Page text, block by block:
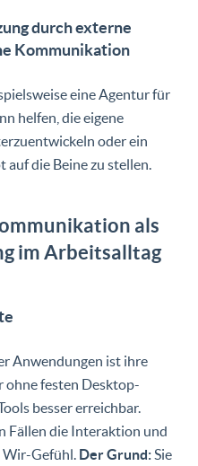
durch externe
Kommunikation
eine Agentur für
helfen, die eigene
oder ein
die Beine zu stellen.
als
im Arbeitsalltag
Anwendungen ist ihre
ohne festen Desktop-
besser erreichbar.
Fällen die Interaktion und
Wir-Gefühl. Der Grund:Sie